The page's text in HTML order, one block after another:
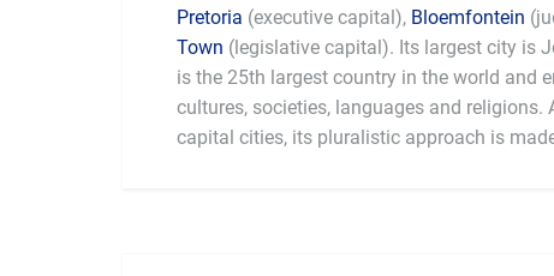
Pretoria (executive capital), Bloemfontein
Town (legislative capital). Its largest city is
is the 25th largest country in the world and
cultures, societies, languages and religions.
capital cities, its pluralistic approach is
history. It is the home of some of the
— animal species, which are mostly